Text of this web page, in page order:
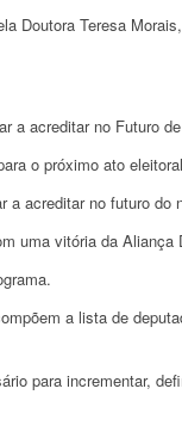
Doutora Teresa
a acreditar no Futuro
o próximo ato
a acreditar no futuro
uma vitória da Aliança
a lista de
para incrementar,